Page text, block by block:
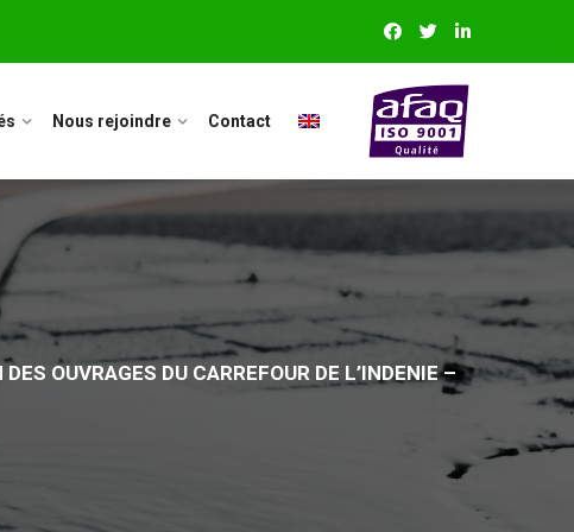
Nous rejoindre Contact
OUVRAGES DU CARREFOUR DE L’INDENIE –